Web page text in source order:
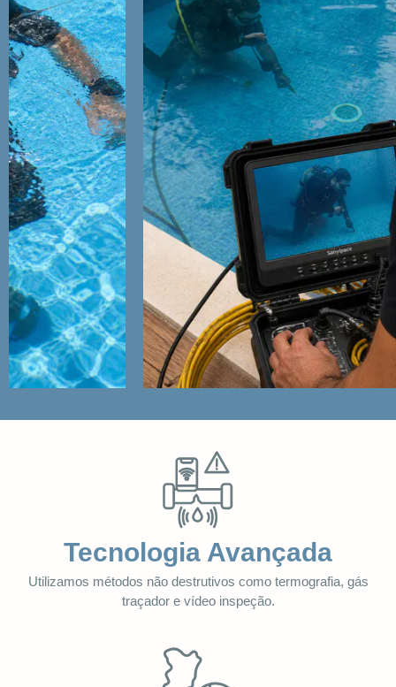
Tecnologia Avançada
Utilizamos métodos não destrutivos como termografia, gás
traçador e vídeo inspeção.